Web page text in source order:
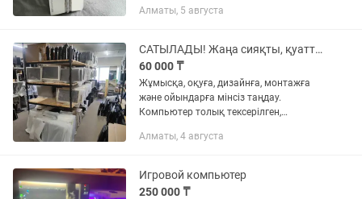
Алматы, 5 августа
САТЫЛАДЫ! Жаңа сияқты, қуатты, кез келген жұмысқа дайын компьютер!
60 000 ₸
Жұмысқа, оқуға, дизайнға, монтажға
және ойындарға мінсіз таңдау.
Компьютер толық тексерілген,
— алған бойда қолдануға дайын!
ретінде...
Алматы, 4 августа
Игровой компьютер
250 000 ₸